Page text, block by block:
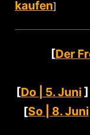
kaufen]
[Der
[Do | 5. Juni
[So | 8. Juni